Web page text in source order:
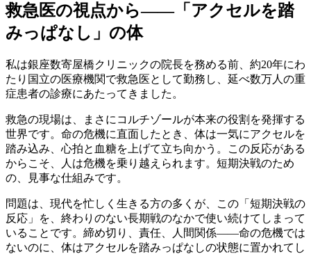
救急医の視点から——「アクセルを踏
みっぱなし」の体
私は銀座数寄屋橋クリニックの院長を務める前、約20年にわ
たり国立の医療機関で救急医として勤務し、延べ数万人の重
症患者の診療にあたってきました。
救急の現場は、まさにコルチゾールが本来の役割を発揮する
世界です。命の危機に直面したとき、体は一気にアクセルを
踏み込み、心拍と血糖を上げて立ち向かう。この反応がある
からこそ、人は危機を乗り越えられます。短期決戦のため
の、見事な仕組みです。
問題は、現代を忙しく生きる方の多くが、この「短期決戦の
反応」を、終わりのない長期戦のなかで使い続けてしまって
いることです。締め切り、責任、人間関係——命の危機では
ないのに、体はアクセルを踏みっぱなしの状態に置かれてし